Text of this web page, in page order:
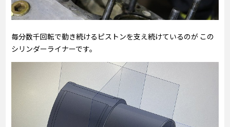
毎分数千回転で動き続けるピストンを支え続けているのが この
シリンダーライナーです。